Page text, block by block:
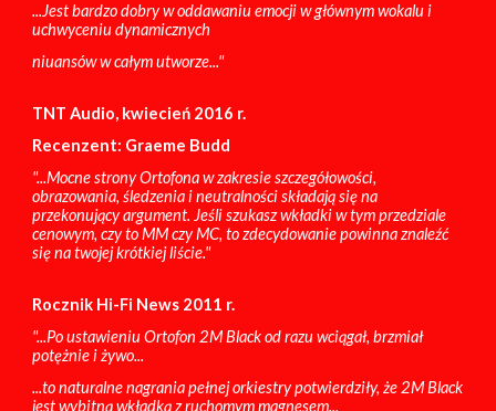
...Jest bardzo dobry w oddawaniu emocji w głównym wokalu i
uchwyceniu dynamicznych
niuansów w całym utworze..."
TNT Audio, kwiecień 2016 r.
Recenzent: Graeme Budd
"...Mocne strony Ortofona w zakresie szczegółowości,
obrazowania, śledzenia i neutralności składają się na
przekonujący argument. Jeśli szukasz wkładki w tym przedziale
cenowym, czy to MM czy MC, to zdecydowanie powinna znaleźć
się na twojej krótkiej liście."
Rocznik Hi-Fi News 2011 r.
"...Po ustawieniu Ortofon 2M Black od razu wciągał, brzmiał
potężnie i żywo...
...to naturalne nagrania pełnej orkiestry potwierdziły, że 2M Black
jest wybitną wkładką z ruchomym magnesem...